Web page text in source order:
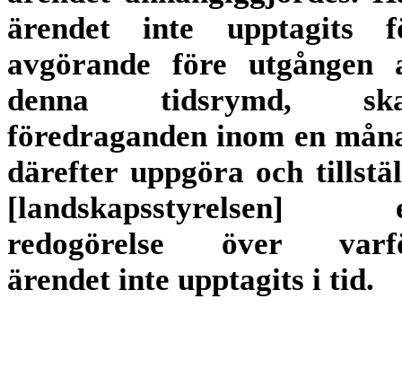
ärendet inte upptagits
avgörande före utgången
denna tidsrymd,
föredraganden inom en
därefter uppgöra och
[landskapsstyrelsen]
redogörelse över
ärendet inte upptagits i tid.